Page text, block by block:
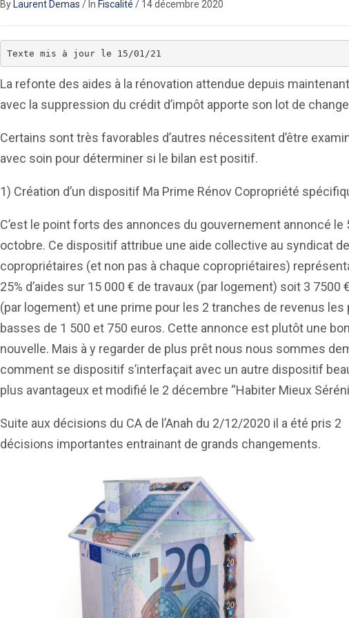
By Laurent Demas / In Fiscalité / 14 décembre 2020
Texte mis à jour le 15/01/21
La refonte des aides à la rénovation attendue depuis
avec la suppression du crédit d’impôt apporte son lot de
Certains sont très favorables d’autres nécessitent d’être
avec soin pour déterminer si le bilan est positif.
1) Création d’un dispositif Ma Prime Rénov Copropriété
C’est le point forts des annonces du gouvernement annoncé le
octobre. Ce dispositif attribue une aide collective au syndicat
copropriétaires (et non pas à chaque copropriétaires)
25% d’aides sur 15 000 € de travaux (par logement) soit 3 7500
(par logement) et une prime pour les 2 tranches de revenus les
basses de 1 500 et 750 euros. Cette annonce est plutôt une
nouvelle. Mais à y regarder de plus prêt nous nous sommes
comment se dispositif s’interfaçait avec un autre dispositif
plus avantageux et modifié le 2 décembre “Habiter Mieux
Suite aux décisions du CA de l’Anah du 2/12/2020 il a été pris 2
décisions importantes entrainant de grands changements.